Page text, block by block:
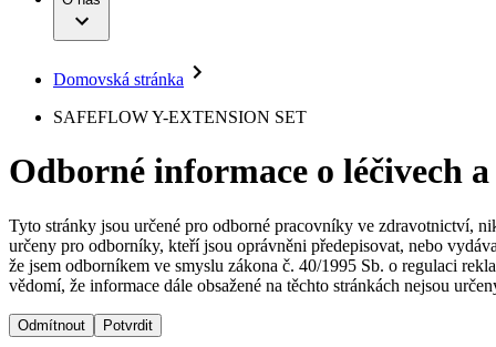
Léčba bolesti
Mimotělní očišťování krve
Neurochirurgie
Onkologie
Ortopedie
Péče o rány
Péče o stomii
Prevence a kontrola infekcí
Uzavírání ran
Onemocnění
B. Braun Avitum
Vaše příležitost​
Média
Tiskové zprávy
Kontakt
Registrace k odběru newsletteru
Společnost
Odpovědnost
Domovská stránka
SAFEFLOW Y-EXTENSION SET
Odborné informace o léčivech
Tyto stránky jsou určené pro odborné pracovníky ve zdravotnictví,
určeny pro odborníky, kteří jsou oprávněni předepisovat, nebo
že jsem odborníkem ve smyslu zákona č. 40/1995 Sb. o regulaci
vědomí, že informace dále obsažené na těchto stránkách nejsou
Odmítnout Potvrdit